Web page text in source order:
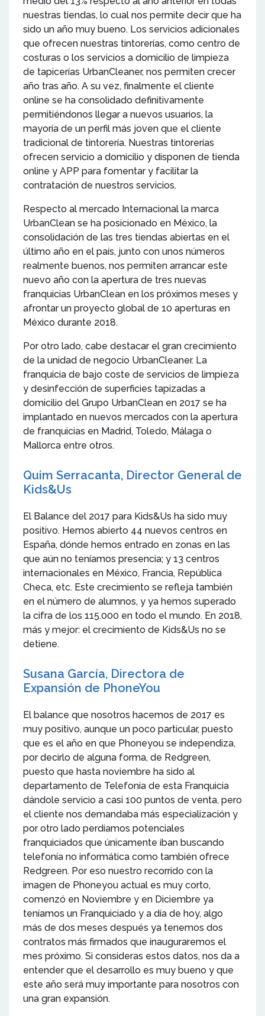
nuestras tiendas, lo cual nos permite decir que ha
sido un año muy bueno. Los servicios adicionales
que ofrecen nuestras tintorerías, como centro de
costuras o los servicios a domicilio de limpieza
de tapicerías UrbanCleaner, nos permiten crecer
año tras año. A su vez, finalmente el cliente
online se ha consolidado definitivamente
permitiéndonos llegar a nuevos usuarios, la
mayoría de un perfil más joven que el cliente
tradicional de tintorería. Nuestras tintorerías
ofrecen servicio a domicilio y disponen de tienda
online y APP para fomentar y facilitar la
contratación de nuestros servicios.
Respecto al mercado Internacional la marca
UrbanClean se ha posicionado en México, la
consolidación de las tres tiendas abiertas en el
último año en el país, junto con unos números
realmente buenos, nos permiten arrancar este
nuevo año con la apertura de tres nuevas
franquicias UrbanClean en los próximos meses y
afrontar un proyecto global de 10 aperturas en
México durante 2018.
Por otro lado, cabe destacar el gran crecimiento
de la unidad de negocio UrbanCleaner. La
franquicia de bajo coste de servicios de limpieza
y desinfección de superficies tapizadas a
domicilio del Grupo UrbanClean en 2017 se ha
implantado en nuevos mercados con la apertura
de franquicias en Madrid, Toledo, Málaga o
Mallorca entre otros.
Quim Serracanta, Director General de
Kids&Us
El Balance del 2017 para Kids&Us ha sido muy
positivo. Hemos abierto 44 nuevos centros en
España, dónde hemos entrado en zonas en las
que aún no teníamos presencia; y 13 centros
internacionales en México, Francia, República
Checa, etc. Este crecimiento se refleja también
en el número de alumnos, y ya hemos superado
la cifra de los 115.000 en todo el mundo. En 2018,
más y mejor: el crecimiento de Kids&Us no se
detiene.
Susana García, Directora de
Expansión de PhoneYou
El balance que nosotros hacemos de 2017 es
muy positivo, aunque un poco particular, puesto
que es el año en que Phoneyou se independiza,
por decirlo de alguna forma, de Redgreen,
puesto que hasta noviembre ha sido al
departamento de Telefonía de esta Franquicia
dándole servicio a casi 100 puntos de venta, pero
el cliente nos demandaba más especialización y
por otro lado perdíamos potenciales
franquiciados que únicamente iban buscando
telefonía no informática como también ofrece
Redgreen. Por eso nuestro recorrido con la
imagen de Phoneyou actual es muy corto,
comenzó en Noviembre y en Diciembre ya
teníamos un Franquiciado y a día de hoy, algo
más de dos meses después ya tenemos dos
contratos más firmados que inauguraremos el
mes próximo. Si consideras estos datos, nos da a
entender que el desarrollo es muy bueno y que
este año será muy importante para nosotros con
una gran expansión.